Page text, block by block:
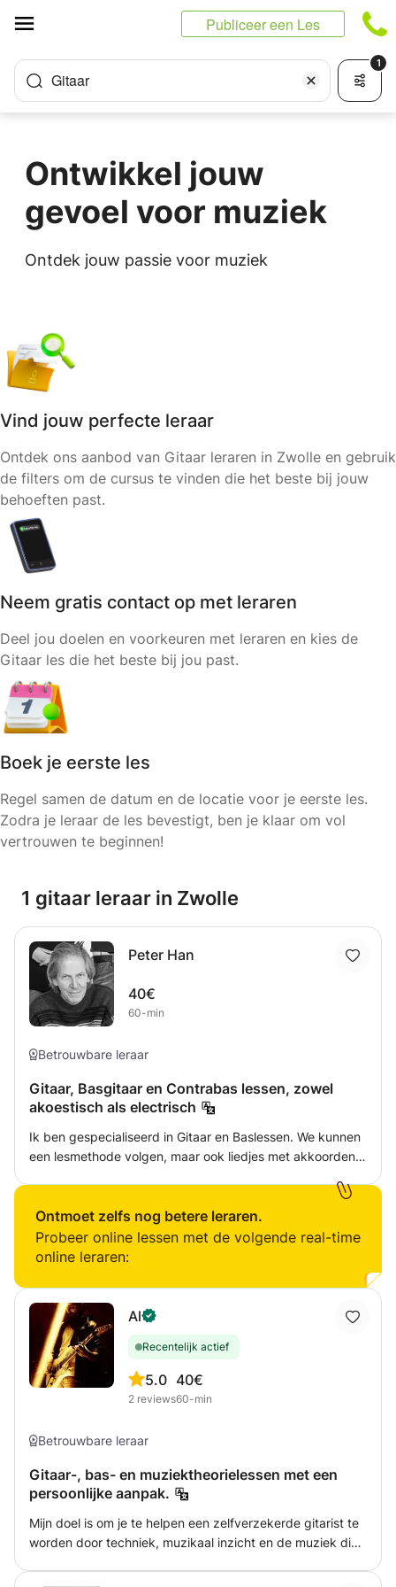
Publiceer een Les
Gitaar
1
Ontwikkel jouw
gevoel voor muziek
Ontdek jouw passie voor muziek
Vind jouw perfecte leraar
Ontdek ons aanbod van Gitaar leraren in Zwolle en gebruik
de filters om de cursus te vinden die het beste bij jouw
behoeften past.
Neem gratis contact op met leraren
Deel jou doelen en voorkeuren met leraren en kies de
Gitaar les die het beste bij jou past.
Boek je eerste les
Regel samen de datum en de locatie voor je eerste les.
Zodra je leraar de les bevestigt, ben je klaar om vol
vertrouwen te beginnen!
1 gitaar leraar in Zwolle
Peter Han
40€
60-min
Betrouwbare leraar
Gitaar, Basgitaar en Contrabas lessen, zowel
akoestisch als electrisch
Ik ben gespecialiseerd in Gitaar en Baslessen. We kunnen
een lesmethode volgen, maar ook liedjes met akkoorden
behoefte aan zijn. Je leert gitaar spelen in verschillende
stijlen; pop, rock, folk,jazz,, blues ik heb zelf een
geluidsopnamestudio; Baobab Studio waar we liedjes
kunnen opnemen of ik help je bij het creëren van je eigen
Ontmoet zelfs nog betere leraren.
Probeer online lessen met de volgende real-time
online leraren:
Al
Recentelijk actief
5.0
2 reviews
40€
60-min
Betrouwbare leraar
Gitaar-, bas- en muziektheorielessen met een
persoonlijke aanpak.
Mijn doel is om je te helpen een zelfverzekerde gitarist te
worden door techniek, muzikaal inzicht en de muziek die